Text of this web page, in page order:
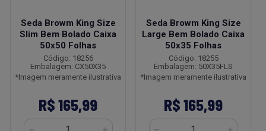
Seda Browm King Size
Slim Bem Bolado Caixa
50x50 Folhas
Código: 18256
Embalagem: CX50X35
*Imagem meramente ilustrativa
R$ 165,99
Seda Browm King Size
Large Bem Bolado Caixa
50x35 Folhas
Código: 18255
Embalagem: 50X35FLS
*Imagem meramente ilustrativa
R$ 165,99